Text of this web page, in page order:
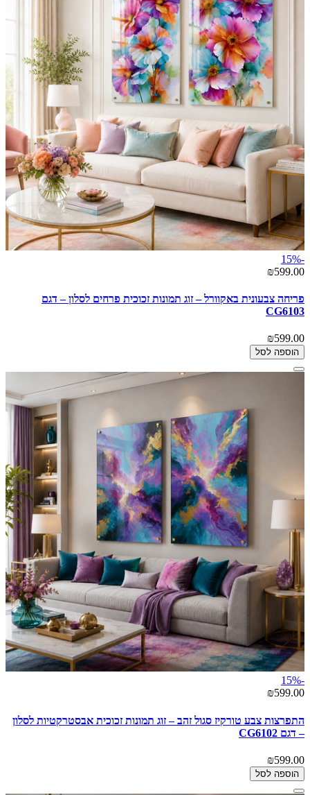
-15%
₪599.00
פריחה צבעונית באקוורל – זוג תמונות זכוכית פרחים לסלון – דגם
CG6103
₪599.00
הוספה לסל
-15%
₪599.00
התפרצות צבע טורקיז סגול זהב – זוג תמונות זכוכית אבסטרקטיות לסלון
– דגם CG6102
₪599.00
הוספה לסל